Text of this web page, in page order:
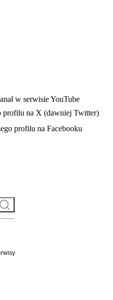
karcie
w serwisie YouTube
profilu na X (dawniej Twitter)
karcie
profilu na Facebooku
Szukaj